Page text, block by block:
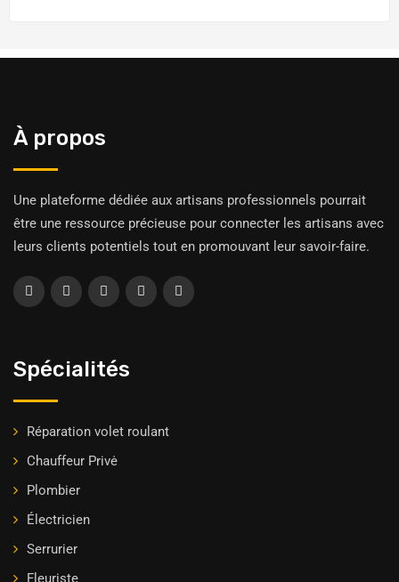
À propos
Une plateforme dédiée aux artisans professionnels pourrait
être une ressource précieuse pour connecter les artisans avec
leurs clients potentiels tout en promouvant leur savoir-faire.
Spécialités
Réparation volet roulant
Chauffeur Privė
Plombier
Électricien
Serrurier
Fleuriste